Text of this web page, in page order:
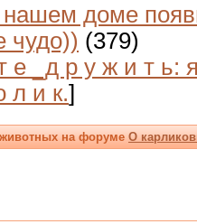
доме
чудо)) (379)
е _д р у ж и т ь:
л и к.]
животных на форумеО